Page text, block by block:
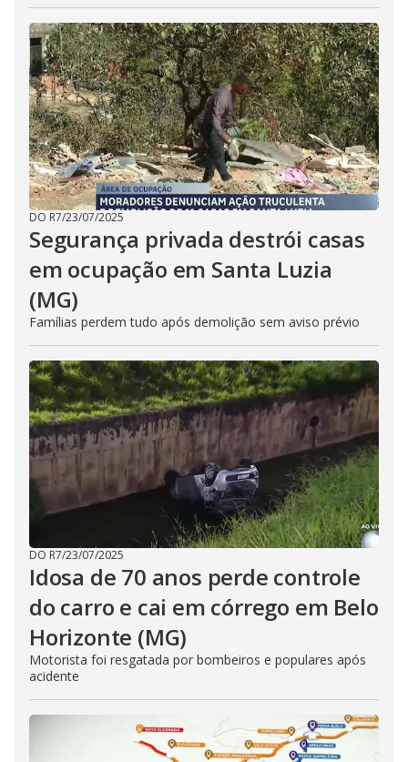
DO R7/23/07/2025
Segurança privada destrói casas
em ocupação em Santa Luzia
(MG)
Famílias perdem tudo após demolição sem aviso prévio
DO R7/23/07/2025
Idosa de 70 anos perde controle
do carro e cai em córrego em Belo
Horizonte (MG)
Motorista foi resgatada por bombeiros e populares após
acidente